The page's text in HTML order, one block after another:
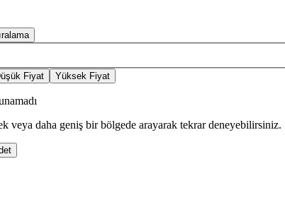
Fiyat Yüksek Fiyat
veya daha geniş bir bölgede arayarak tekrar deneyebilirsiniz.